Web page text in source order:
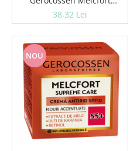
Supreme care, primele
riduri 35 +, 50 ml
38,32 Lei
NOU